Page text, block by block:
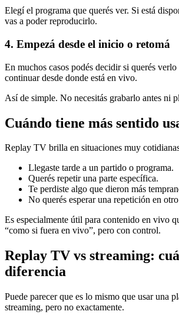
Elegí el programa que querés ver. Si está
vas a poder reproducirlo.
4. Empezá desde el inicio o retomá
En muchos casos podés decidir si querés
continuar desde donde está en vivo.
Así de simple. No necesitás grabarlo antes ni
Cuándo tiene más sentido
Replay TV brilla en situaciones muy
Llegaste tarde a un partido o programa.
Querés repetir una parte específica.
Te perdiste algo que dieron más
No querés esperar una repetición en
Es especialmente útil para contenido en vivo
“como si fuera en vivo”, pero con control.
Replay TV vs streaming:
diferencia
Puede parecer que es lo mismo que usar una
streaming, pero no exactamente.